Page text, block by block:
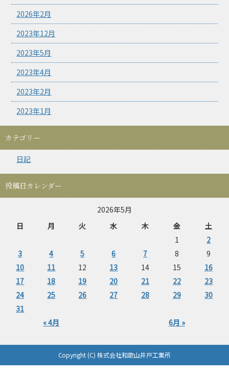
2026年2月
2023年12月
2023年5月
2023年4月
2023年2月
2023年1月
カテゴリー
日記
投稿日カレンダー
2026年5月
日
月 火 水 木 金 土
« 4月 6月 »
1
2
3
4 5 6 7 8
9
10
11 12 13 14 15
16
17
18 19 20 21 22
23
24
25 26 27 28 29
30
31
Copyright (C) 株式会社和歌山井戸工業所